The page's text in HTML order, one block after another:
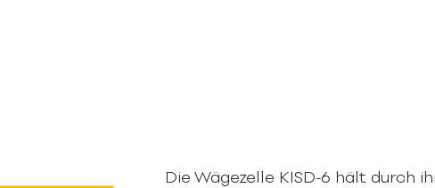
Die Wägezelle KISD-6 hält durch